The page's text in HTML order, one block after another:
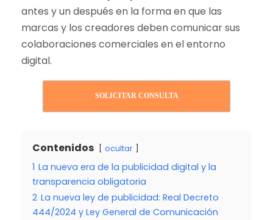
antes y un después en la forma en que las
marcas y los creadores deben comunicar sus
colaboraciones comerciales en el entorno
digital.
SOLICITAR CONSULTA
Contenidos ocultar
1 La nueva era de la publicidad digital y la
transparencia obligatoria
2 La nueva ley de publicidad: Real Decreto
444/2024 y Ley General de Comunicación